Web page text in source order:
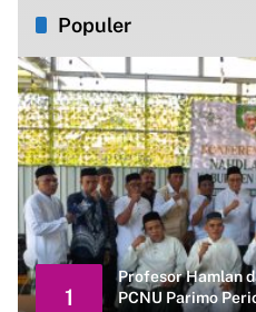
Populer
1
Profesor Hamlan
PCNU Parimo